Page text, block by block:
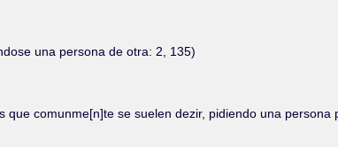
una persona de otra: 2, 135)
que comunme[n]te se suelen dezir, pidiendo una